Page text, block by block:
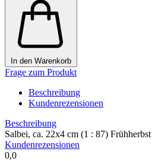
In den Warenkorb
Frage zum Produkt
Beschreibung
Kundenrezensionen
Beschreibung
Salbei, ca. 22x4 cm (1 : 87)
Kundenrezensionen
0,0